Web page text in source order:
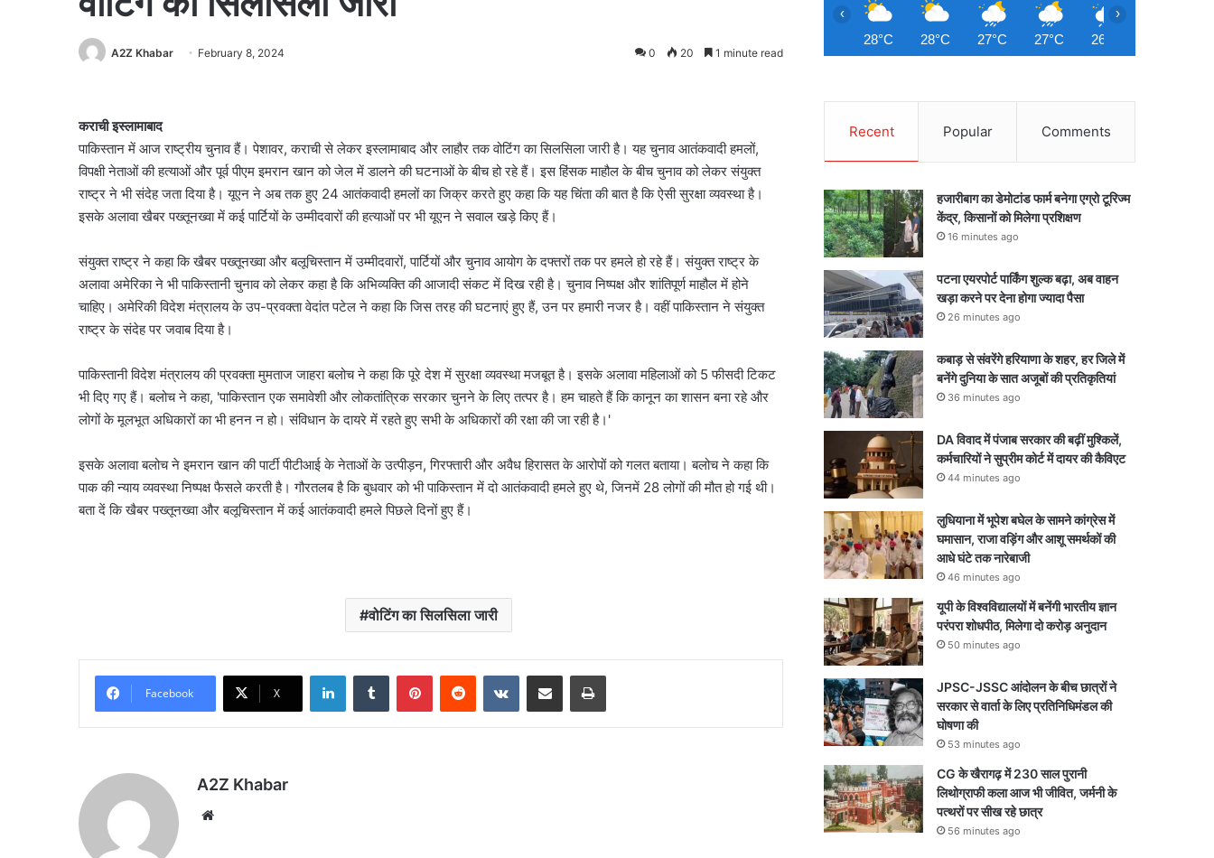
A2Z Khabar February 8, 2024 0 20 1 minute read
कराची इस्लामाबाद
पाकिस्तान में आज राष्ट्रीय चुनाव हैं। पेशावर, कराची से लेकर इस्लामाबाद और लाहौर तक वोटिंग का सिलसिला जारी है। यह चुनाव आतंकवादी हमलों,
विपक्षी नेताओं की हत्याओं और पूर्व पीएम इमरान खान को जेल में डालने की घटनाओं के बीच हो रहे हैं। इस हिंसक माहौल के बीच चुनाव को लेकर संयुक्त
राष्ट्र ने भी संदेह जता दिया है। यूएन ने अब तक हुए 24 आतंकवादी हमलों का जिक्र करते हुए कहा कि यह चिंता की बात है कि ऐसी सुरक्षा व्यवस्था है।
इसके अलावा खैबर पख्तूनख्वा में कई पार्टियों के उम्मीदवारों की हत्याओं पर भी यूएन ने सवाल खड़े किए हैं।
संयुक्त राष्ट्र ने कहा कि खैबर पख्तूनख्वा और बलूचिस्तान में उम्मीदवारों, पार्टियों और चुनाव आयोग के दफ्तरों तक पर हमले हो रहे हैं। संयुक्त राष्ट्र के
अलावा अमेरिका ने भी पाकिस्तानी चुनाव को लेकर कहा है कि अभिव्यक्ति की आजादी संकट में दिख रही है। चुनाव निष्पक्ष और शांतिपूर्ण माहौल में होने
चाहिए। अमेरिकी विदेश मंत्रालय के उप-प्रवक्ता वेदांत पटेल ने कहा कि जिस तरह की घटनाएं हुए हैं, उन पर हमारी नजर है। वहीं पाकिस्तान ने संयुक्त
राष्ट्र के संदेह पर जवाब दिया है।
पाकिस्तानी विदेश मंत्रालय की प्रवक्ता मुमताज जाहरा बलोच ने कहा कि पूरे देश में सुरक्षा व्यवस्था मजबूत है। इसके अलावा महिलाओं को 5 फीसदी टिकट
भी दिए गए हैं। बलोच ने कहा, 'पाकिस्तान एक समावेशी और लोकतांत्रिक सरकार चुनने के लिए तत्पर है। हम चाहते हैं कि कानून का शासन बना रहे और
लोगों के मूलभूत अधिकारों का भी हनन न हो। संविधान के दायरे में रहते हुए सभी के अधिकारों की रक्षा की जा रही है।'
इसके अलावा बलोच ने इमरान खान की पार्टी पीटीआई के नेताओं के उत्पीड़न, गिरफ्तारी और अवैध हिरासत के आरोपों को गलत बताया। बलोच ने कहा कि
पाक की न्याय व्यवस्था निष्पक्ष फैसले करती है। गौरतलब है कि बुधवार को भी पाकिस्तान में दो आतंकवादी हमले हुए थे, जिनमें 28 लोगों की मौत हो गई थी।
बता दें कि खैबर पख्तूनख्वा और बलूचिस्तान में कई आतंकवादी हमले पिछले दिनों हुए हैं।
वोटिंग का सिलसिला जारी
Facebook X
LinkedInTumblr PinterestReddit VKontakteShare via Email Print
A2Z Khabar
28°C 28°C 27°C 27°C 26°C
‹ ›
Recent Popular Comments
हजारीबाग का डेमोटांड फार्म बनेगा एग्रो टूरिज्म
केंद्र, किसानों को मिलेगा प्रशिक्षण
16 minutes ago
पटना एयरपोर्ट पार्किंग शुल्क बढ़ा, अब वाहन
खड़ा करने पर देना होगा ज्यादा पैसा
26 minutes ago
कबाड़ से संवरेंगे हरियाणा के शहर, हर जिले में
बनेंगे दुनिया के सात अजूबों की प्रतिकृतियां
36 minutes ago
DA विवाद में पंजाब सरकार की बढ़ीं मुश्किलें,
कर्मचारियों ने सुप्रीम कोर्ट में दायर की कैविएट
44 minutes ago
लुधियाना में भूपेश बघेल के सामने कांग्रेस में
घमासान, राजा वड़िंग और आशू समर्थकों की
आधे घंटे तक नारेबाजी
46 minutes ago
यूपी के विश्वविद्यालयों में बनेंगी भारतीय ज्ञान
परंपरा शोधपीठ, मिलेगा दो करोड़ अनुदान
50 minutes ago
JPSC-JSSC आंदोलन के बीच छात्रों ने
सरकार से वार्ता के लिए प्रतिनिधिमंडल की
घोषणा की
53 minutes ago
CG के खैरागढ़ में 230 साल पुरानी
लिथोग्राफी कला आज भी जीवित, जर्मनी के
पत्थरों पर सीख रहे छात्र
56 minutes ago